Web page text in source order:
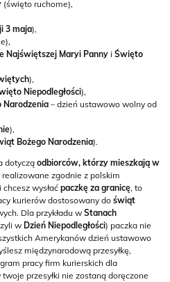
(święto ruchome),
3 maja),
Najświętszej Maryi Panny i Święto
),
Niepodległości),
Narodzenia – dzień ustawowo wolny od
),
Bożego Narodzenia).
dotycząodbiorców, którzy mieszkają w
realizowane zgodnie z polskim
wysłać paczkę za granicę, to
kurierów dostosowany do świąt
Dla przykładu w Stanach
w Dzień Niepodległości) paczka nie
Amerykanów dzień ustawowo
międzynarodową przesyłkę,
pracy firm kurierskich dla
przesyłki nie zostaną doręczone